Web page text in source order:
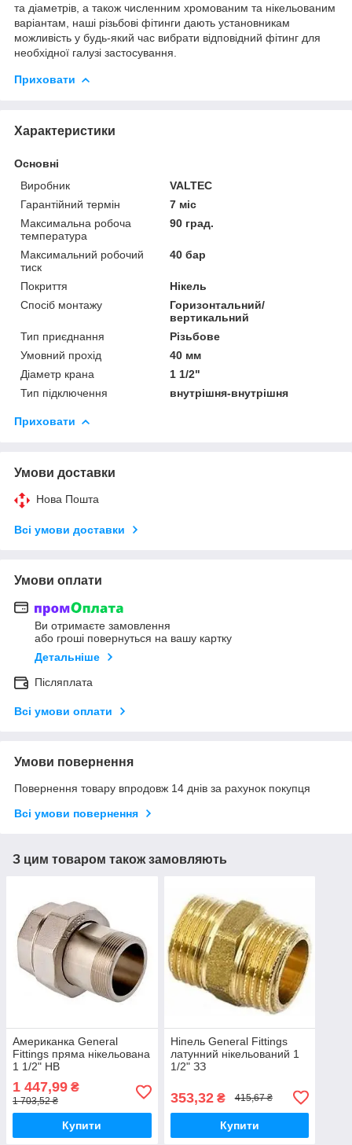
та діаметрів, а також численним хромованим та нікельованим
варіантам, наші різьбові фітинги дають установникам
можливість у будь-який час вибрати відповідний фітинг для
необхідної галузі застосування.
Приховати
Характеристики
Основні
Виробник
VALTEC
Гарантійний термін
7 міс
Максимальна робоча
температура
90 град.
Максимальний робочий
тиск
40 бар
Покриття
Нікель
Спосіб монтажу
Горизонтальний/
вертикальний
Тип приєднання
Різьбове
Умовний прохід
40 мм
Діаметр крана
1 1/2"
Тип підключення
внутрішня-внутрішня
Приховати
Умови доставки
Нова Пошта
Всі умови доставки
Умови оплати
Ви отримаєте замовлення
або гроші повернуться на вашу картку
Детальніше
Післяплата
Всі умови оплати
Умови повернення
Повернення товару впродовж 14 днів за рахунок покупця
Всі умови повернення
З цим товаром також замовляють
Американка General
Fittings пряма нікельована
1 1/2" НВ
1 447,99 ₴
1 703,52 ₴
Купити
Ніпель General Fittings
латунний нікельований 1
1/2" ЗЗ
353,32₴ 415,67 ₴
Купити